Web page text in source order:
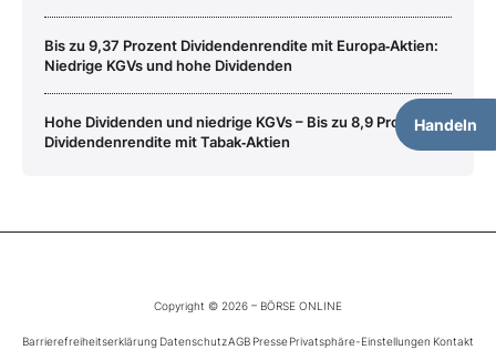
Handeln
Bis zu 9,37 Prozent Dividendenrendite mit Europa‑Aktien:
Niedrige KGVs und hohe Dividenden
Hohe Dividenden und niedrige KGVs – Bis zu 8,9 Prozent
Dividendenrendite mit Tabak‑Aktien
Copyright © 2026 – BÖRSE ONLINE
Barrierefreiheitserklärung DatenschutzAGB PressePrivatsphäre-Einstellungen Kontakt